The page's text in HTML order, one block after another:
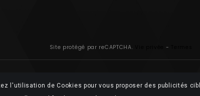
Site protégé par reCAPTCHA. -
l'utilisation de Cookies pour vous proposer des publicités